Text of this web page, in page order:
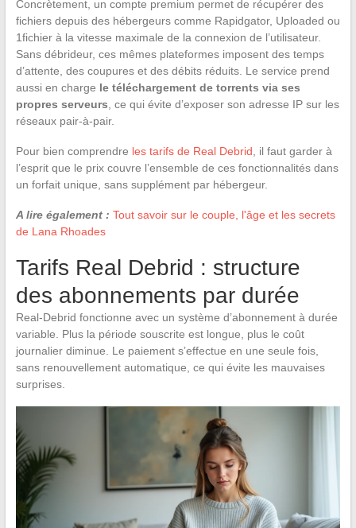
Concrètement, un compte premium permet de récupérer des
fichiers depuis des hébergeurs comme Rapidgator, Uploaded ou
1fichier à la vitesse maximale de la connexion de l’utilisateur.
Sans débrideur, ces mêmes plateformes imposent des temps
d’attente, des coupures et des débits réduits. Le service prend
aussi en charge le téléchargement de torrents via ses
propres serveurs , ce qui évite d’exposer son adresse IP sur les
réseaux pair-à-pair.
Pour bien comprendre les tarifs de Real Debrid , il faut garder à
l’esprit que le prix couvre l’ensemble de ces fonctionnalités dans
un forfait unique, sans supplément par hébergeur.
A lire également : Tout savoir sur le couple, l'âge et les secrets
de Lana Rhoades
Tarifs Real Debrid : structure
des abonnements par durée
Real-Debrid fonctionne avec un système d’abonnement à durée
variable. Plus la période souscrite est longue, plus le coût
journalier diminue. Le paiement s’effectue en une seule fois,
sans renouvellement automatique, ce qui évite les mauvaises
surprises.